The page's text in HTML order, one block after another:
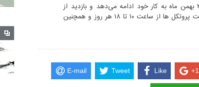
سیزدهمین جشنواره هنرهای تجسمی فجر تا ۳۰ بهمن ماه به کار خود ادامه می‌دهد و بازدید ‌از
نمایشگاه این جشنواره به صورت حضوری با رعایت پروتکل ها از ساعت ۱۰ تا ۱۸ هر ‌روز و همچنین
E-mail Tweet Like +1